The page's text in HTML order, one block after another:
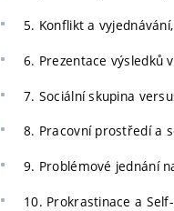
5. Konflikt a
6. Prezentace výsledků
7. Sociální skupina
8. Pracovní prostředí a
9. Problémové jednání
10. Prokrastinace a